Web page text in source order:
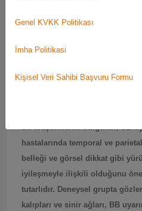
Bu araştırmanın bulguları, BB
hastalarında temporal ve
belleği ve görsel dikkat gibi
iyileşmeyle ilişkili olduğunu
tutarlıdır. Deneysel grupta
kalıpları ve sinir ağları, BB
Genel KVKK Politikası
İmha Politikasi
Kişisel Veri Sahibi Başvuru Formu